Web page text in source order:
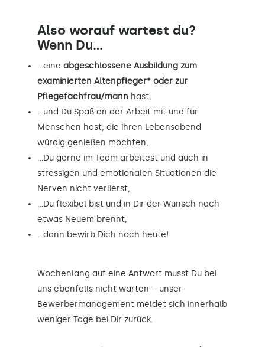
Also worauf wartest du?
Wenn Du...
…eine abgeschlossene Ausbildung zum
examinierten Altenpfleger* oder zur
Pflegefachfrau/mann hast,
…und Du Spaß an der Arbeit mit und für
Menschen hast, die ihren Lebensabend
würdig genießen möchten,
…Du gerne im Team arbeitest und auch in
stressigen und emotionalen Situationen die
Nerven nicht verlierst,
…Du flexibel bist und in Dir der Wunsch nach
etwas Neuem brennt,
…dann bewirb Dich noch heute!
Wochenlang auf eine Antwort musst Du bei
uns ebenfalls nicht warten – unser
Bewerbermanagement meldet sich innerhalb
weniger Tage bei Dir zurück.